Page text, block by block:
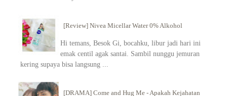
[Review] Nivea Micellar Water 0% Alkohol
Hi temans, Besok Gi, bocahku, libur jadi hari ini
emak centil agak santai. Sambil nunggu jemuran
kering supaya bisa langsung ...
[DRAMA] Come and Hug Me - Apakah Kejahatan